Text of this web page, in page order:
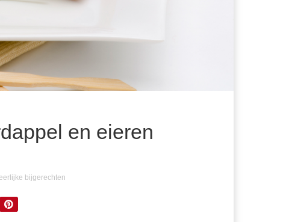
en eieren
bijgerechten